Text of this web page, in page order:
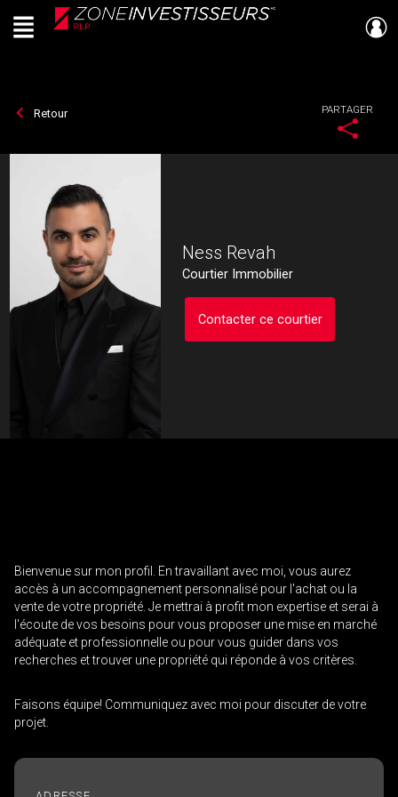
Live
En Direct
Menu
Retour PARTAGER
Ness Revah
Courtier Immobilier
Contacter ce courtier
contacter
votre
courtier
directement
et
Nom
Téléphone
(Optionnel)
Courriel
Bienvenue sur mon profil. En travaillant avec moi, vous aurez
accès à un accompagnement personnalisé pour l'achat ou la
vente de votre propriété. Je mettrai à profit mon expertise et serai à
l'écoute de vos besoins pour vous proposer une mise en marché
adéquate et professionnelle ou pour vous guider dans vos
recherches et trouver une propriété qui réponde à vos critères.
Faisons équipe! Communiquez avec moi pour discuter de votre
projet.